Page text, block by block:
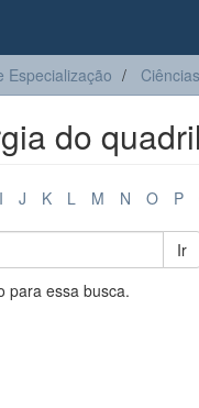
Especialização
do
I J K L M N O P
Ir
para essa busca.